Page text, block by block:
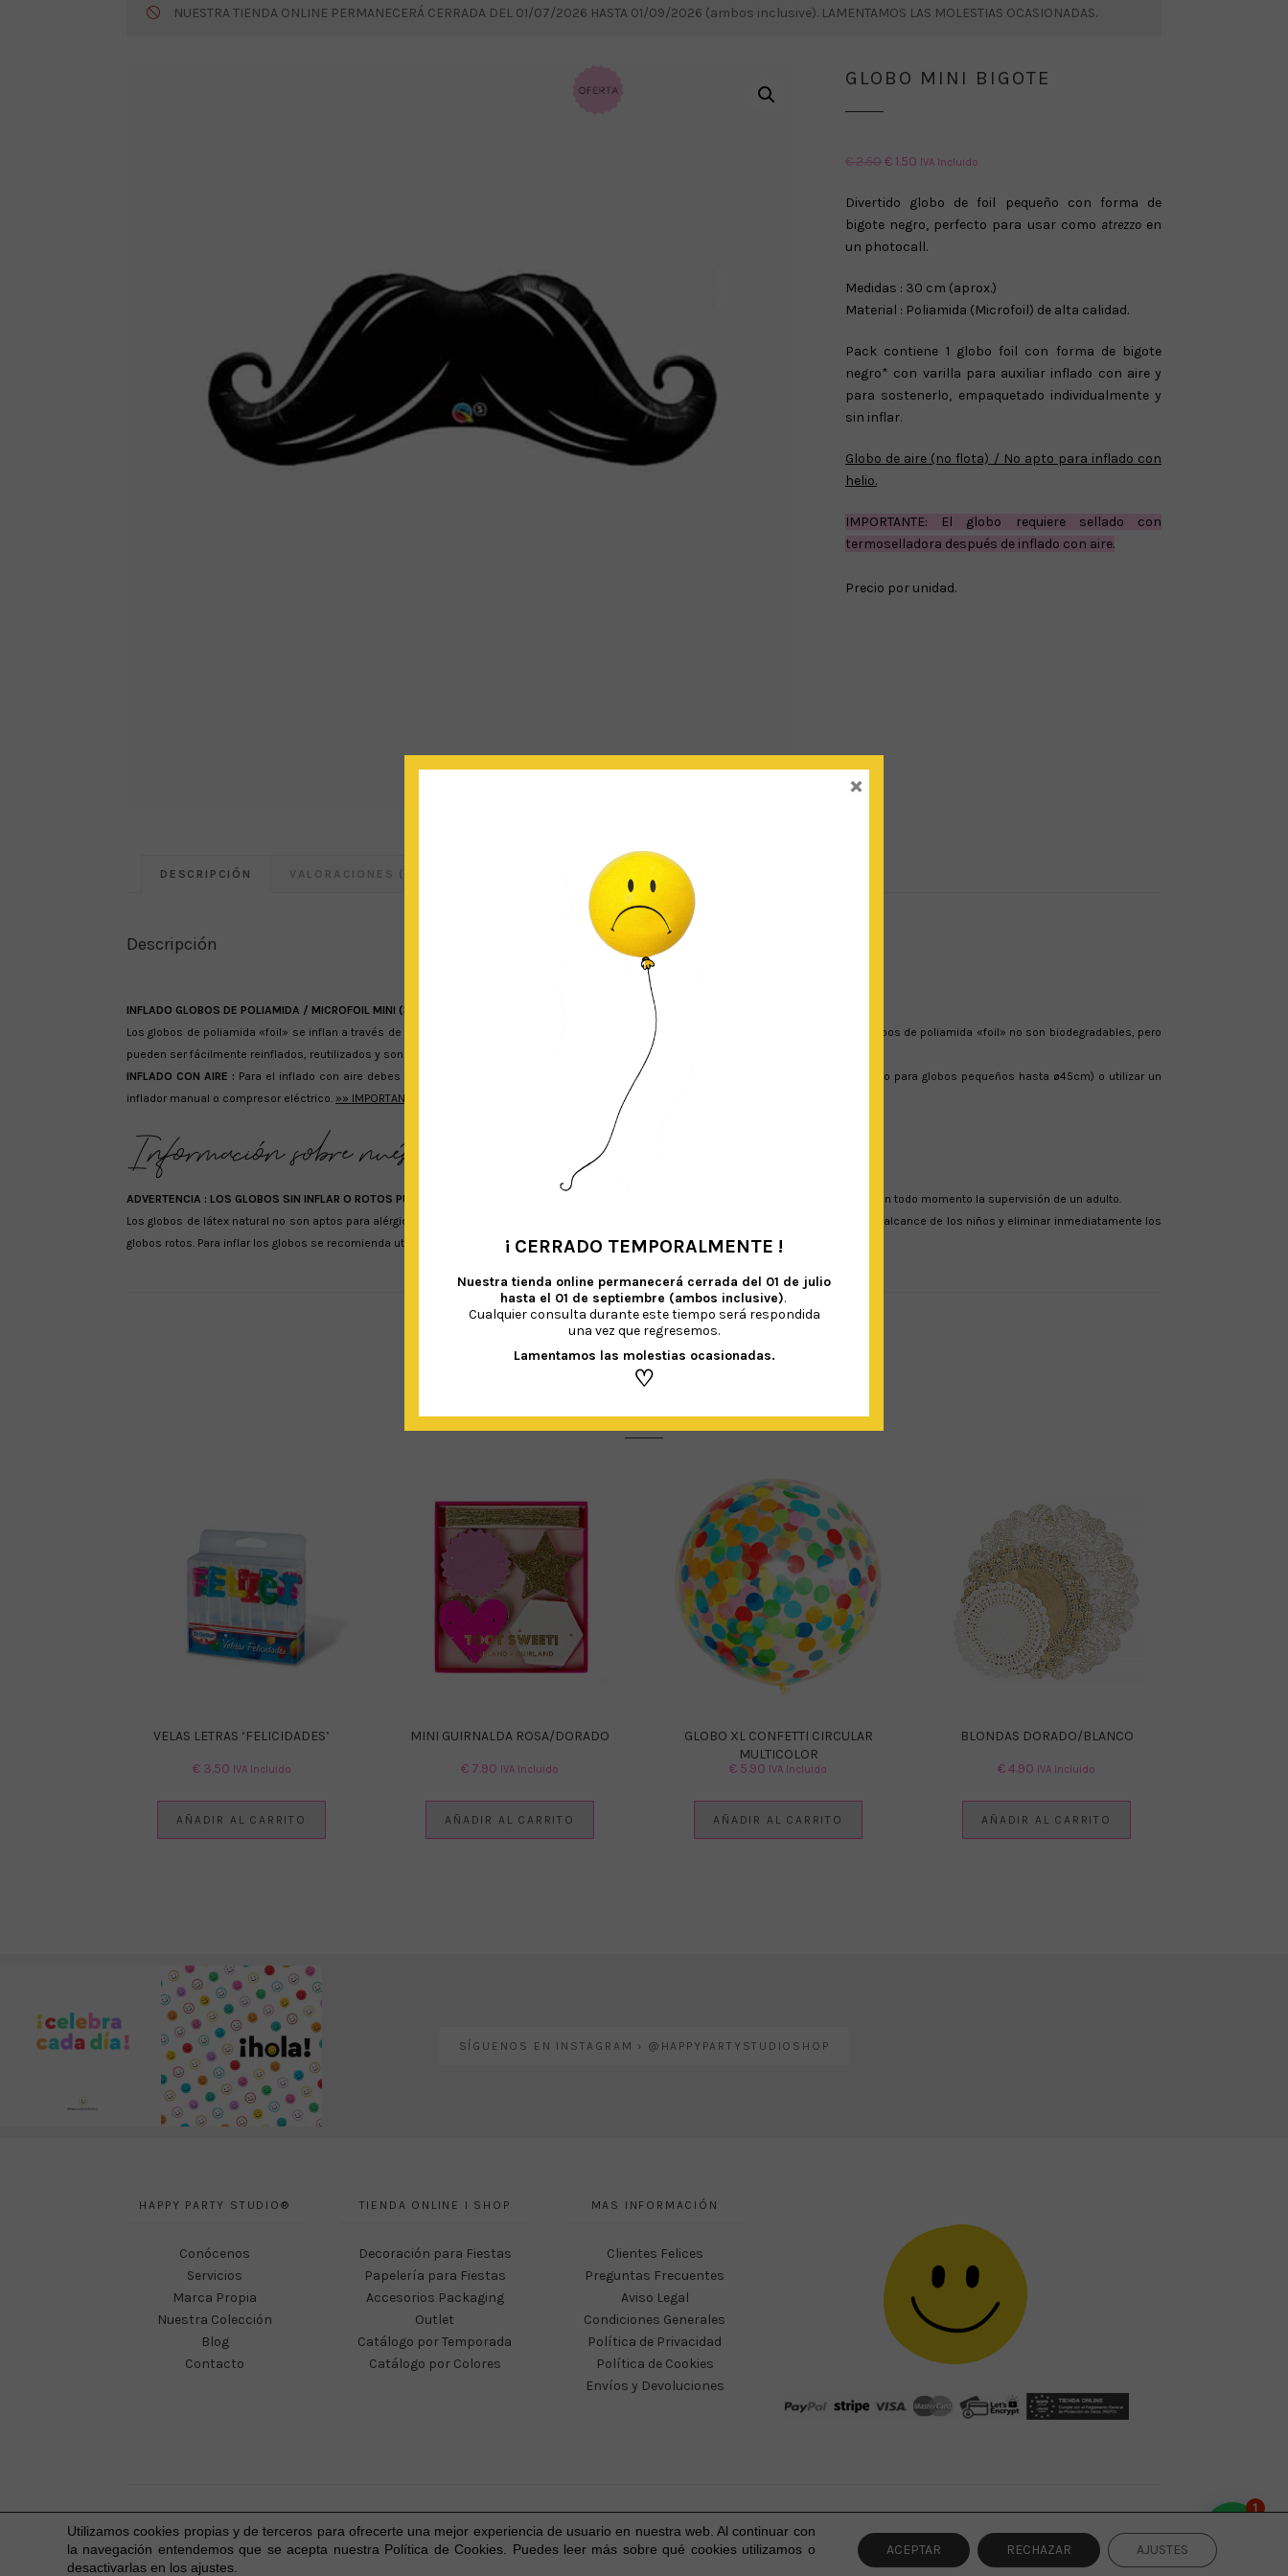
NUESTRA TIENDA ONLINE PERMANECERÁ CERRADA DEL 01/07/2026 HASTA 01/09/2026 (ambos inclusive). LAMENTAMOS LAS MOLESTIAS OCASIONADAS.
GLOBO MINI BIGOTE
€2.50El
original
era:
€ 2.50.
€1.50 El
actual
es:
€ 1.50.
IVA Incluido
Divertido globo de foil pequeño con forma de
bigote negro, perfecto para usar como atrezzoen
un photocall.
Medidas : 30 cm (aprox.)
Material : Poliamida (Microfoil) de alta calidad.
Pack contiene 1 globo foil con forma de bigote
negro* con varilla para auxiliar inflado con aire y
para sostenerlo, empaquetado individualmente y
sin inflar.
Globo de aire (no flota) / No apto para inflado con
helio.
IMPORTANTE: El globo requiere sellado con
termoselladora después de inflado con aire.
Precio por unidad.
DESCRIPCIÓN VALORACIONES (0)
Descripción
INFLADO GLOBOS DE POLIAMIDA / MICROFOIL MINI (36cm) : Se pueden inflar solamente con AIRE (no flotan).
Los globos de poliamida «foil» se inflan a través de una válvula estrecha y tienen un mecanismo de cierre automático (auto-sellado). Los globos de poliamida «foil» no son biodegradables, pero
pueden ser fácilmente reinflados, reutilizados y son reciclables.
INFLADO CON AIRE : Para el inflado con aire debes introducir una pajita estrecha en la válvula del globo para auxiliar el inflado y soplar (solo para globos pequeños hasta ø45cm) o utilizar un
inflador manual o compresor eléctrico. »» IMPORTANTE : Después de inflado con aire el globo requiere sellado (con termoselladora).
ADVERTENCIA : LOS GLOBOS SIN INFLAR O ROTOS PUEDEN PROVOCAR AHOGO O ASFIXIA EN LOS NIÑOS MENORES DE 8 AÑOS.
Es necesaria en todo momento la supervisión de un adulto.
Los globos de látex natural no son aptos para alérgicos al látex y a sus derivados. Recomendamos mantener los globos sin hinchar fuera del alcance de los niños y eliminar inmediatamente los
globos rotos. Para inflar los globos se recomienda utilizar siempre un inflador.
VELAS LETRAS ‘FELICIDADES’
€3.50 IVA Incluido
AÑADIR AL CARRITO
MINI GUIRNALDA ROSA/DORADO
€ 7.90 IVA Incluido
AÑADIR AL CARRITO
GLOBO XL CONFETTI CIRCULAR
MULTICOLOR
€ 5.90 IVA Incluido
AÑADIR AL CARRITO
BLONDAS DORADO/BLANCO
€4.90 IVA Incluido
AÑADIR AL CARRITO
SÍGUENOS EN INSTAGRAM › @HAPPYPARTYSTUDIOSHOP
HAPPY PARTY STUDIO®
Conócenos
Servicios
Marca Propia
Nuestra Colección
Blog
Contacto
TIENDA ONLINE I SHOP
Decoración para Fiestas
Papelería para Fiestas
Accesorios Packaging
Outlet
Catálogo por Temporada
Catálogo por Colores
MAS INFORMACIÓN
Clientes Felices
Preguntas Frecuentes
Aviso Legal
Condiciones Generales
Política de Privacidad
Política de Cookies
Envíos y Devoluciones
Happy Party Studio® 2023-2026 I © Todos los derechos reservados.
Utilizamos cookies propias y de terceros para ofrecerte una mejor experiencia de usuarioen nuestra web. Al continuar con
la navegación entendemos que se acepta nuestra Política de Cookies. Puedes leer más sobre qué cookies utilizamos o
desactivarlas en los ajustes.
ACEPTAR RECHAZAR AJUSTES
1
¡ CERRADO TEMPORALMENTE !
Nuestra tienda online permanecerá cerrada del 01 de julio
hasta el 01 de septiembre (ambos inclusive).
Cualquier consulta durante este tiempo será respondida
una vez que regresemos.
Lamentamos las molestias ocasionadas.
♡
×